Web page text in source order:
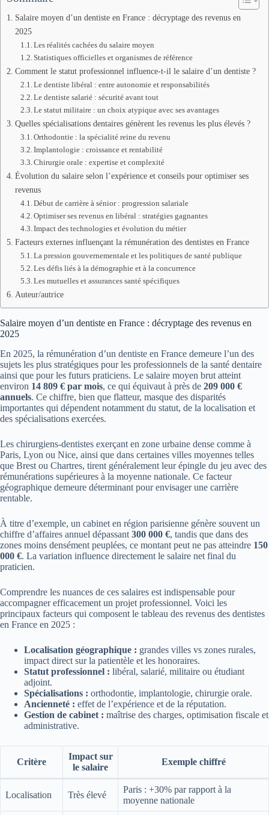
Salaire moyen d’un dentiste en France : décryptage des revenus en
2025
Les réalités cachées du salaire moyen
Statistiques officielles et organismes de référence
Comment le statut professionnel influence-t-il le salaire d’un dentiste ?
Le dentiste libéral : entre autonomie et responsabilités
Le dentiste salarié : sécurité avant tout
Le statut militaire : un choix atypique avec ses avantages
Quelles spécialisations dentaires génèrent les revenus les plus élevés ?
Orthodontie : la spécialité reine du revenu
Implantologie : croissance et rentabilité
Chirurgie orale : expertise et complexité
Évolution du salaire selon l’expérience et conseils pour optimiser ses
revenus
Début de carrière à sénior : progression salariale
Optimiser ses revenus en libéral : stratégies gagnantes
Impact des technologies et évolution du métier
Facteurs externes influençant la rémunération des dentistes en France
La pression gouvernementale et les politiques de santé publique
Les défis liés à la démographie et à la concurrence
Les mutuelles et assurances santé spécifiques
Auteur/autrice
Salaire moyen d’un dentiste en France : décryptage des revenus en
2025
En 2025, la rémunération d’un dentiste en France demeure l’un des
sujets les plus stratégiques pour les professionnels de la santé dentaire
ainsi que pour les futurs praticiens. Le salaire moyen brut atteint
environ 14 809 € par mois, ce qui équivaut à près de 209 000 €
annuels. Ce chiffre, bien que flatteur, masque des disparités
importantes qui dépendent notamment du statut, de la localisation et
des spécialisations exercées.
Les chirurgiens-dentistes exerçant en zone urbaine dense comme à
Paris, Lyon ou Nice, ainsi que dans certaines villes moyennes telles
que Brest ou Chartres, tirent généralement leur épingle du jeu avec des
rémunérations supérieures à la moyenne nationale. Ce facteur
géographique demeure déterminant pour envisager une carrière
rentable.
À titre d’exemple, un cabinet en région parisienne génère souvent un
chiffre d’affaires annuel dépassant 300 000 €, tandis que dans des
zones moins densément peuplées, ce montant peut ne pas atteindre 150
000 €. La variation influence directement le salaire net final du
praticien.
Comprendre les nuances de ces salaires est indispensable pour
accompagner efficacement un projet professionnel. Voici les
principaux facteurs qui composent le tableau des revenus des dentistes
en France en 2025 :
Localisation géographique : grandes villes vs zones rurales,
impact direct sur la patientèle et les honoraires.
Statut professionnel : libéral, salarié, militaire ou étudiant
adjoint.
Spécialisations : orthodontie, implantologie, chirurgie orale.
Ancienneté : effet de l’expérience et de la réputation.
Gestion de cabinet : maîtrise des charges, optimisation fiscale et
administrative.
Critère
Impact sur
le salaire
Exemple chiffré
Localisation Très élevé
Paris : +30% par rapport à la
moyenne nationale